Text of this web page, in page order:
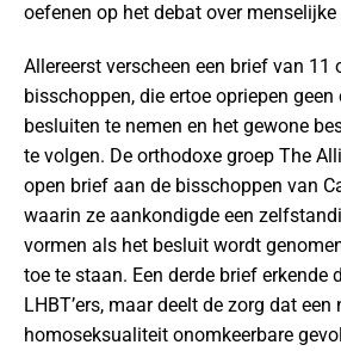
oefenen op het debat over
Allereerst verscheen een brief van 11
bisschoppen, die ertoe opriepen geen
besluiten te nemen en het gewone
te volgen. De orthodoxe groep The
open brief aan de bisschoppen van
waarin ze aankondigde een
vormen als het besluit wordt
toe te staan. Een derde brief erkende
LHBT’ers, maar deelt de zorg dat
homoseksualiteit onomkeerbare